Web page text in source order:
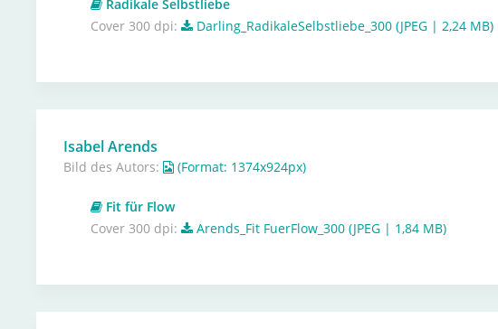
Radikale Selbstliebe
Cover 300 dpi:
Darling_RadikaleSelbstliebe_300 (JPEG | 2,24 MB)
Isabel Arends
Bild des Autors: (Format: 1374x924px)
Fit für Flow
Cover 300 dpi:
Arends_Fit FuerFlow_300 (JPEG | 1,84 MB)